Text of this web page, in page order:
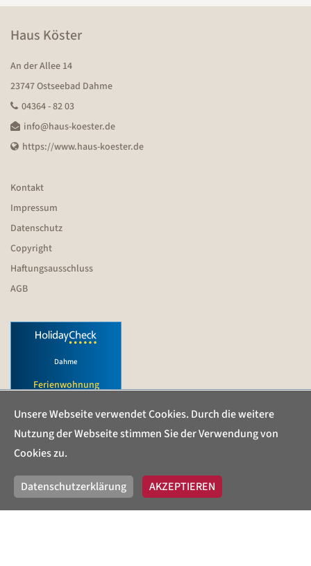
Unsere Webseite verwendet Cookies. Durch die weitere
Nutzung der Webseite stimmen Sie der Verwendung von
Cookies zu.
Datenschutzerklärung AKZEPTIEREN
Haus Köster
An der Allee 14
23747 Ostseebad Dahme
04364 - 82 03
info@haus-koester.de
https://www.haus-koester.de
Kontakt
Impressum
Datenschutz
Copyright
Haftungsausschluss
AGB
Dahme
Ferienwohnung
Erstellt vonxsigns
Copyright © 2026, Ferienwohnungen Haus Köster.